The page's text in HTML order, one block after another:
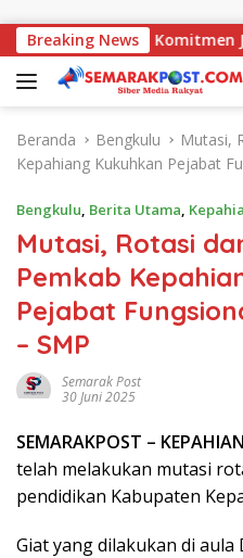
Breaking News
Perkuat Komitmen
Beranda Bengkulu
Mutasi,
Kepahiang Kukuhkan Pejabat
Bengkulu, Berita Utama,
Mutasi, Rotasi
Pemkab
Pejabat
– SMP
Semarak Post
30 Juni 2025
SEMARAKPOST –
telah melakukan mutasi
pendidikan Kabupaten
Giat yang dilakukan di